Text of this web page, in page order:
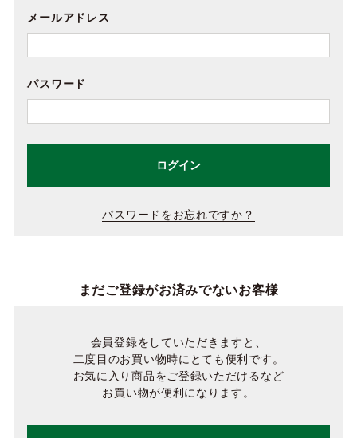
メールアドレス
パスワード
ログイン
パスワードをお忘れですか？
まだご登録がお済みでないお客様
会員登録をしていただきますと、
二度目のお買い物時にとても便利です。
お気に入り商品をご登録いただけるなど
お買い物が便利になります。